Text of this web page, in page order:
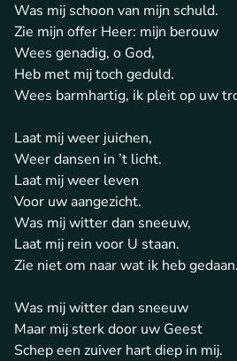
Was mij schoon van mijn schuld.
Zie mijn offer Heer: mijn berouw
Wees genadig, o God,
Heb met mij toch geduld.
Wees barmhartig, ik pleit op uw
Laat mij weer juichen,
Weer dansen in ’t licht.
Laat mij weer leven
Voor uw aangezicht.
Was mij witter dan sneeuw,
Laat mij rein voor U staan.
Zie niet om naar wat ik heb gedaan.
Was mij witter dan sneeuw
Maar mij sterk door uw Geest
Schep een zuiver hart diep in mij.